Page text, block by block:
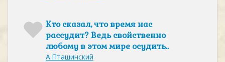
Кто сказал, что время нас
рассудит? Ведь свойственно
любому в этом мире осудить..
А.Пташинский